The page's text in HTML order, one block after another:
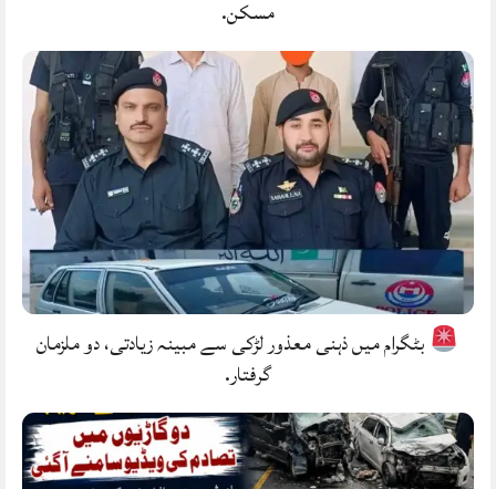
مسکن.
بٹگرام میں ذہنی معذور لڑکی سے مبینہ زیادتی، دو ملزمان
گرفتار.